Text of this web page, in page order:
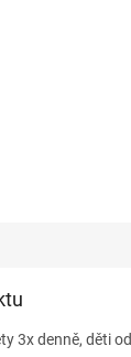
3x denně, děti